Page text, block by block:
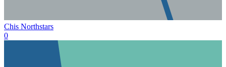
Chis Northstars
0